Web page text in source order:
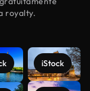
royalty.
iStock